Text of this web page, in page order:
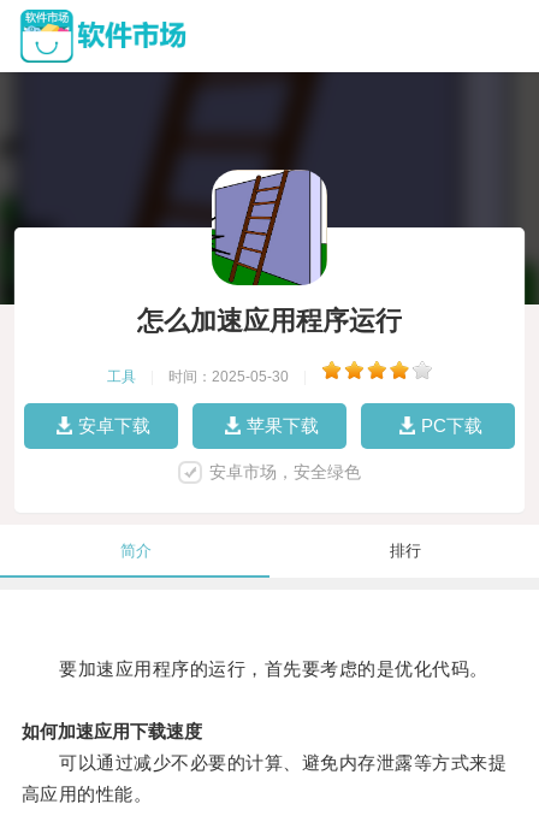
怎么加速应用程序运行
工具 时间：2025-05-30
安卓下载 苹果下载 PC下载
安卓市场，安全绿色
简介 排行
要加速应用程序的运行，首先要考虑的是优化代码。
如何加速应用下载速度
可以通过减少不必要的计算、避免内存泄露等方式来提
高应用的性能。